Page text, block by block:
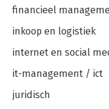
financieel
inkoop en logistiek
internet en social
it-management / ict
juridisch